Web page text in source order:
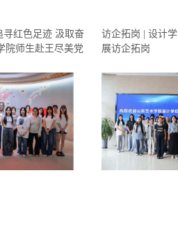
寻红色足迹 汲取奋
师生赴王尽美党
访企拓岗 | 设计
展访企拓岗